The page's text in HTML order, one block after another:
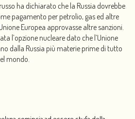
ha dichiarato che la Russia dovrebbe
pagamento per petrolio, gas ed altre
Europea approvasse altre sanzioni.
l’opzione nucleare dato che l’Unione
dalla Russia più materie prime di tutto
mondo.